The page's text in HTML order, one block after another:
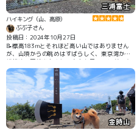
三浦富士
ハイキング（山、高原）
ぶぶ子さん
投稿日：2024年10月27日
📝標高183mとそれほど高い山ではありません
が、山頂からの眺めはすばらしく、東京湾から
相模湾、房総半島や伊豆大島を見ることができ
ます。
金時山